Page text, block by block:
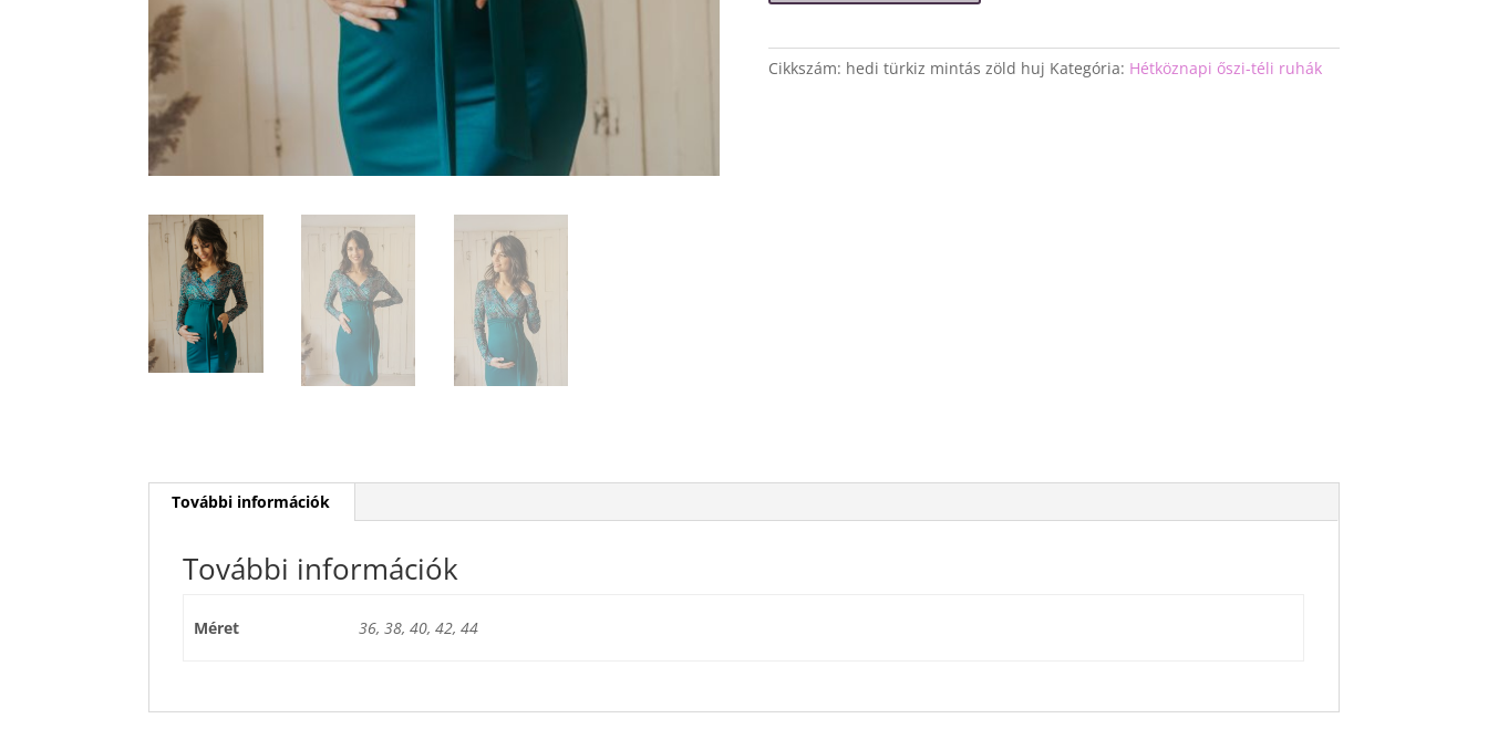
mintás-
kismama
Cikkszám: hedi türkiz mintás zöld huj Kategória: Hétköznapi őszi-téli ruhák
További információk
További információk
Méret 36, 38, 40, 42, 44